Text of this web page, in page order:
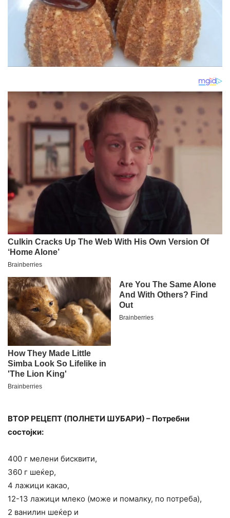
ВТОР РЕЦЕПТ (ПОЛНЕТИ ШУБАРИ) – Потребни
состојки:
400 г мелени бисквити,
360 г шеќер,
4 лажици какао,
12-13 лажици млеко (може и помалку, по потреба),
2 ванилин шеќер и